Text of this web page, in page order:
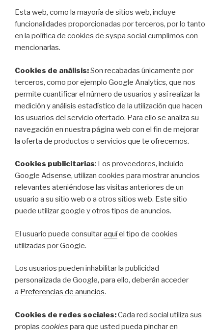
Esta web, como la mayoría de sitios web, incluye
funcionalidades proporcionadas por terceros, por lo tanto
en la política de cookies de syspa social cumplimos con
mencionarlas.
Cookies de análisis:Son recabadas únicamente por
terceros, como por ejemplo Google Analytics, que nos
permite cuantificar el número de usuarios y así realizar la
medición y análisis estadístico de la utilización que hacen
los usuarios del servicio ofertado. Para ello se analiza su
navegación en nuestra página web con el fin de mejorar
la oferta de productos o servicios que te ofrecemos.
Cookies publicitarias: Los proveedores, incluido
Google Adsense, utilizan cookies para mostrar anuncios
relevantes ateniéndose las visitas anteriores de un
usuario a su sitio web o a otros sitios web. Este sitio
puede utilizar google y otros tipos de anuncios.
El usuario puede consultaraquíel tipo de cookies
utilizadas por Google.
Los usuarios pueden inhabilitar la publicidad
personalizada de Google, para ello, deberán acceder
a Preferencias de anuncios.
Cookies de redes sociales:Cada red social utiliza sus
propias cookies para que usted pueda pinchar en